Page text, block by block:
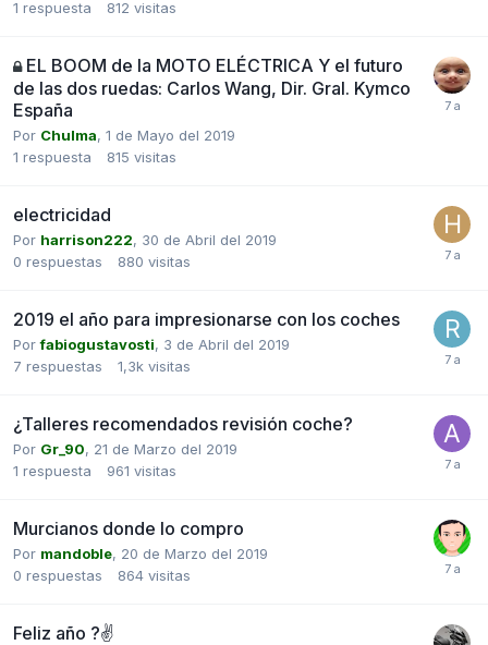
1 respuesta 812 visitas
EL BOOM de la MOTO ELÉCTRICA Y el futuro
de las dos ruedas: Carlos Wang, Dir. Gral. Kymco
España
Por Chulma, 1 de Mayo del 2019
1 respuesta 815 visitas
electricidad
Por harrison222, 30 de Abril del 2019
0 respuestas 880 visitas
2019 el año para impresionarse con los coches
Porfabiogustavosti, 3 de Abril del 2019
7 respuestas 1,3k visitas
¿Talleres recomendados revisión coche?
Por Gr_90, 21 de Marzo del 2019
1 respuesta 961 visitas
Murcianos donde lo compro
Por mandoble, 20 de Marzo del 2019
0 respuestas 864 visitas
Feliz año ?✌